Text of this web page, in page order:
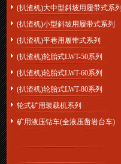
(扒渣机)大中型斜坡用履带式系列
(扒渣机)小型斜坡用履带式系列
(扒渣机)平巷用履带式系列
(扒渣机)轮胎式LWT-50系列
(扒渣机)轮胎式LWT-60系列
(扒渣机)轮胎式LWT-80系列
轮式矿用装载机系列
矿用液压钻车(全液压凿岩台车)